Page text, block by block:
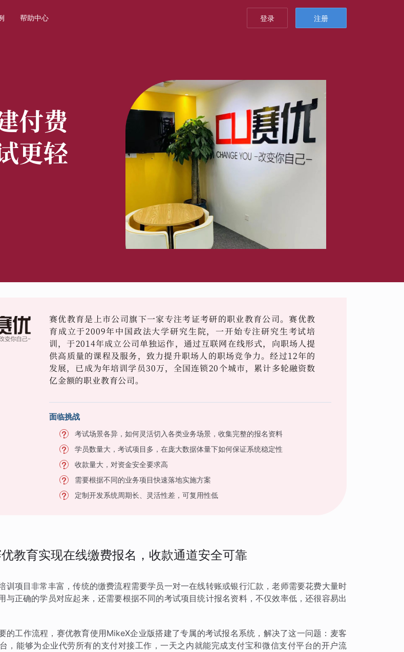
帮助中心 登录 注册
付费
更轻
赛优教育是上市公司旗下一家专注考证考研的职业教育公司。赛优教
育成立于2009年中国政法大学研究生院，一开始专注研究生考试培
训，于2014年成立公司单独运作，通过互联网在线形式，向职场人提
供高质量的课程及服务，致力提升职场人的职场竞争力。经过12年的
发展，已成为年培训学员30万，全国连锁20个城市，累计多轮融资数
亿金额的职业教育公司。
面临挑战
考试场景各异，如何灵活切入各类业务场景，收集完整的报名资料
学员数量大，考试项目多，在庞大数据体量下如何保证系统稳定性
收款量大，对资金安全要求高
需要根据不同的业务项目快速落地实施方案
定制开发系统周期长、灵活性差，可复用性低
教育实现在线缴费报名，收款通道安全可靠
训项目非常丰富，传统的缴费流程需要学员一对一在线转账或银行汇款，老师需要花费大量时
与正确的学员对应起来，还需要根据不同的考试项目统计报名资料，不仅效率低，还很容易出
的工作流程，赛优教育使用MikeX企业版搭建了专属的考试报名系统，解决了这一问题：麦客
，能够为企业代劳所有的支付对接工作，一天之内就能完成支付宝和微信支付平台的开户流